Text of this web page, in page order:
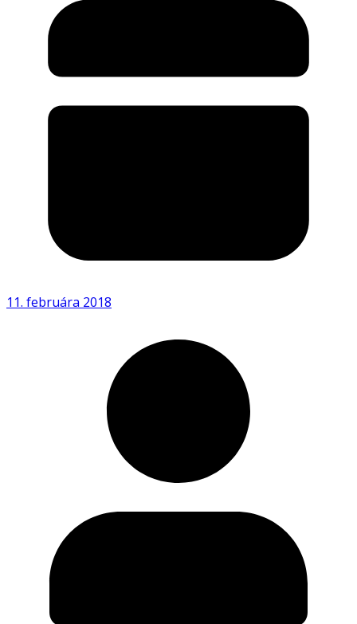
11. februára 2018